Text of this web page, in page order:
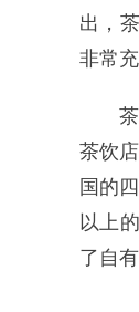
出，
非常充
茶饮
国的
以上
了自